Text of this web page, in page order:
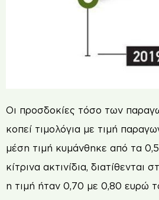
Οι προσδοκίες τόσο των
κοπεί τιµολόγια µε τιµή
µέση τιµή κυµάνθηκε από τα
κίτρινα ακτινίδια,
η τιµή ήταν 0,70 µε 0,80 ευρώ